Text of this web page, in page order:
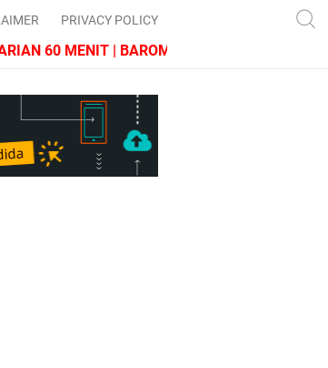
PRIVACY POLICY
60 MENIT | BAROMETER JAWA BARAT